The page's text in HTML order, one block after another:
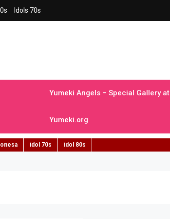
Idols 70s
Yumeki Angels – Special Gallery at
Yumeki.org
idol 70s idol 80s